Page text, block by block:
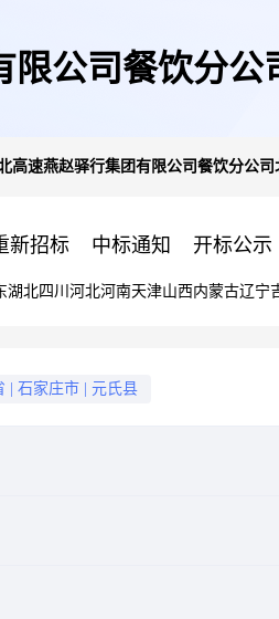
限公司餐饮分
高速燕赵驿行集团有限公司餐饮分公
新招标 中标通知 开标公示
湖北四川 河北河南天津山西内蒙古辽宁
石家庄市 元氏县